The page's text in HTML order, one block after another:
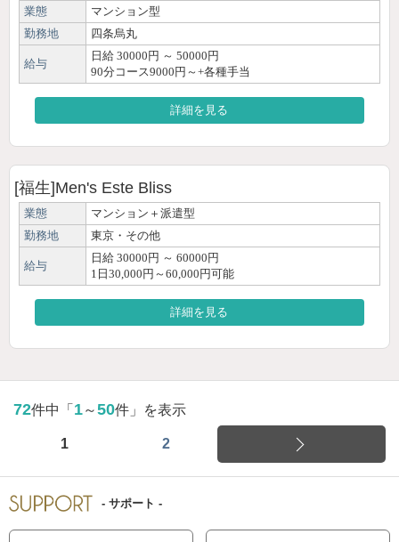
業態
マンション型
勤務地
四条烏丸
給与
日給 30000円 ～ 50000円
90分コース9000円～+各種手当
詳細を見る
[福生]Men's Este Bliss
業態
マンション＋派遣型
勤務地
東京・その他
給与
日給 30000円 ～ 60000円
1日30,000円～60,000円可能
詳細を見る
72件中「 1～50件」を表示
1 2
- サポート -